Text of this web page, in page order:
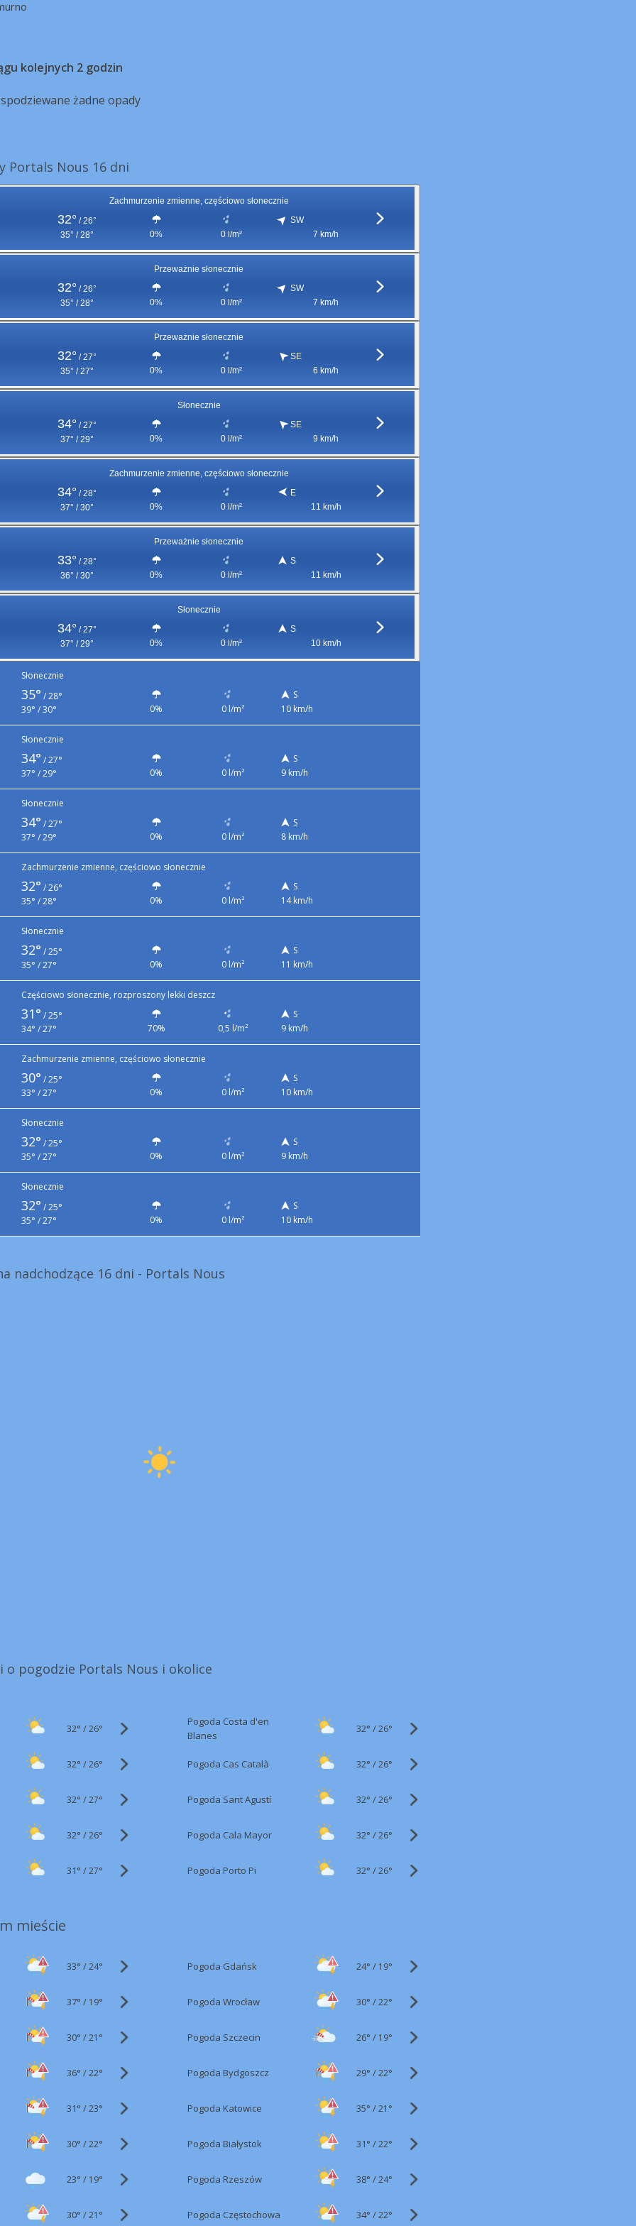
kolejnych 2 godzin
żadne opady
Portals Nous 16 dni
Zachmurzenie zmienne, częściowo słonecznie
32° / 26°
35° / 28°
0% 0 l/m²
SW
7 km/h
Przeważnie słonecznie
32° / 26°
35° / 28°
0% 0 l/m²
SW
7 km/h
Przeważnie słonecznie
32° / 27°
35° / 27°
0% 0 l/m²
SE
6 km/h
Słonecznie
34° / 27°
37° / 29°
0% 0 l/m²
SE
9 km/h
Zachmurzenie zmienne, częściowo słonecznie
34° / 28°
37° / 30°
0% 0 l/m²
E
11 km/h
Przeważnie słonecznie
33° / 28°
36° / 30°
0% 0 l/m²
S
11 km/h
Słonecznie
34° / 27°
37° / 29°
0% 0 l/m²
S
10 km/h
Słonecznie
35° /28°
39° / 30°
0% 0 l/m²
S
10 km/h
Słonecznie
34° /27°
37° / 29°
0% 0 l/m²
S
9 km/h
Słonecznie
34° /27°
37° / 29°
0% 0 l/m²
S
8 km/h
Zachmurzenie zmienne, częściowo słonecznie
32° /26°
35° / 28°
0% 0 l/m²
S
14 km/h
Słonecznie
32° /25°
35° / 27°
0% 0 l/m²
S
11 km/h
Częściowo słonecznie, rozproszony lekki deszcz
31° /25°
34° / 27°
70% 0,5 l/m²
S
9 km/h
Zachmurzenie zmienne, częściowo słonecznie
30° /25°
33° / 27°
0% 0 l/m²
S
10 km/h
Słonecznie
32° /25°
35° / 27°
0% 0 l/m²
S
9 km/h
Słonecznie
32° /25°
35° / 27°
0% 0 l/m²
S
10 km/h
nadchodzące 16 dni - Portals Nous
o pogodzie Portals Nous i okolice
32° /26°
Pogoda Costa d'en
Blanes
32° /26°
32° /26° Pogoda Cas Català 32° /26°
32° /27° Pogoda Sant Agustí 32° /26°
32° /26° Pogoda Cala Mayor 32° /26°
31° /27° Pogoda Porto Pi 32° /26°
mieście
33° /24° Pogoda Gdańsk 24° / 19°
37° / 19° Pogoda Wrocław 30° /22°
30° /21° Pogoda Szczecin 26° / 19°
36° /22° Pogoda Bydgoszcz 29° /22°
31° /23° Pogoda Katowice 35° /21°
30° /22° Pogoda Białystok 31° /22°
23° / 19° Pogoda Rzeszów 38° /24°
30° /21° Pogoda Częstochowa 34° /22°